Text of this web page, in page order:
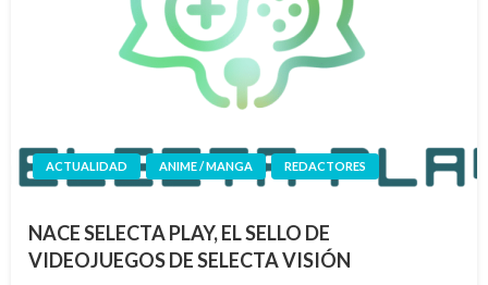
ACTUALIDAD ANIME / MANGA REDACTORES
NACE SELECTA PLAY, EL SELLO DE
VIDEOJUEGOS DE SELECTA VISIÓN